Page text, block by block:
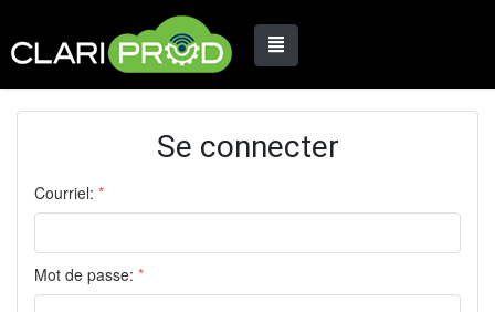
Se connecter
Courriel: *
Mot de passe: *